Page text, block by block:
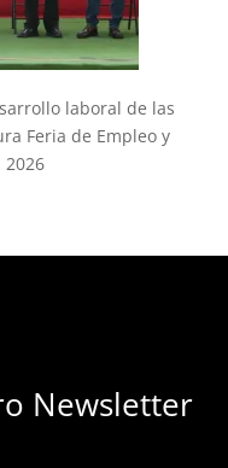
laboral de las
Feria de Empleo y
2026
Newsletter